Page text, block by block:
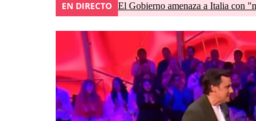
EN DIRECTO El Gobierno amenaza a Italia con